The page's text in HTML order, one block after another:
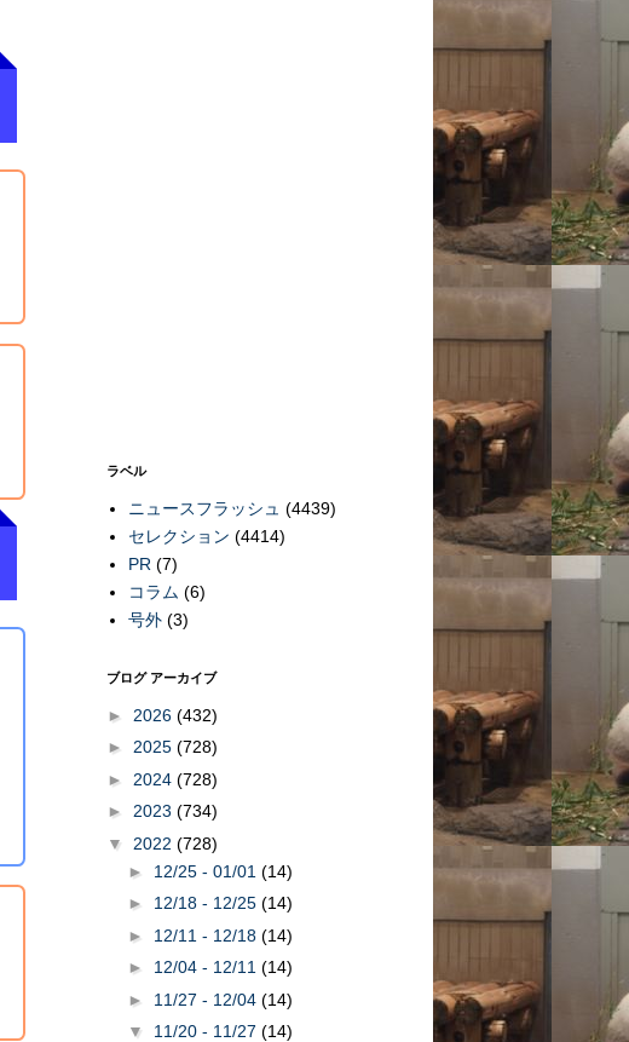
ラベル
ニュースフラッシュ (4439)
セレクション (4414)
PR (7)
コラム (6)
号外 (3)
ブログ アーカイブ
► 2026 (432)
► 2025 (728)
► 2024 (728)
► 2023 (734)
▼ 2022 (728)
► 12/25 - 01/01 (14)
► 12/18 - 12/25 (14)
► 12/11 - 12/18 (14)
► 12/04 - 12/11 (14)
► 11/27 - 12/04 (14)
▼ 11/20 - 11/27 (14)